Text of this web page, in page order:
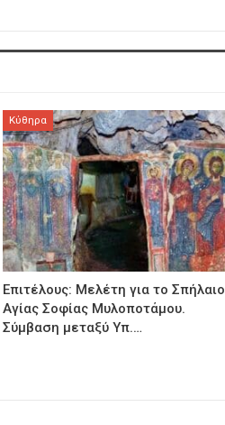
Κύθηρα
Επιτέλους: Μελέτη για το Σπήλαιο
Αγίας Σοφίας Μυλοποτάμου.
Σύμβαση μεταξύ Υπ.…